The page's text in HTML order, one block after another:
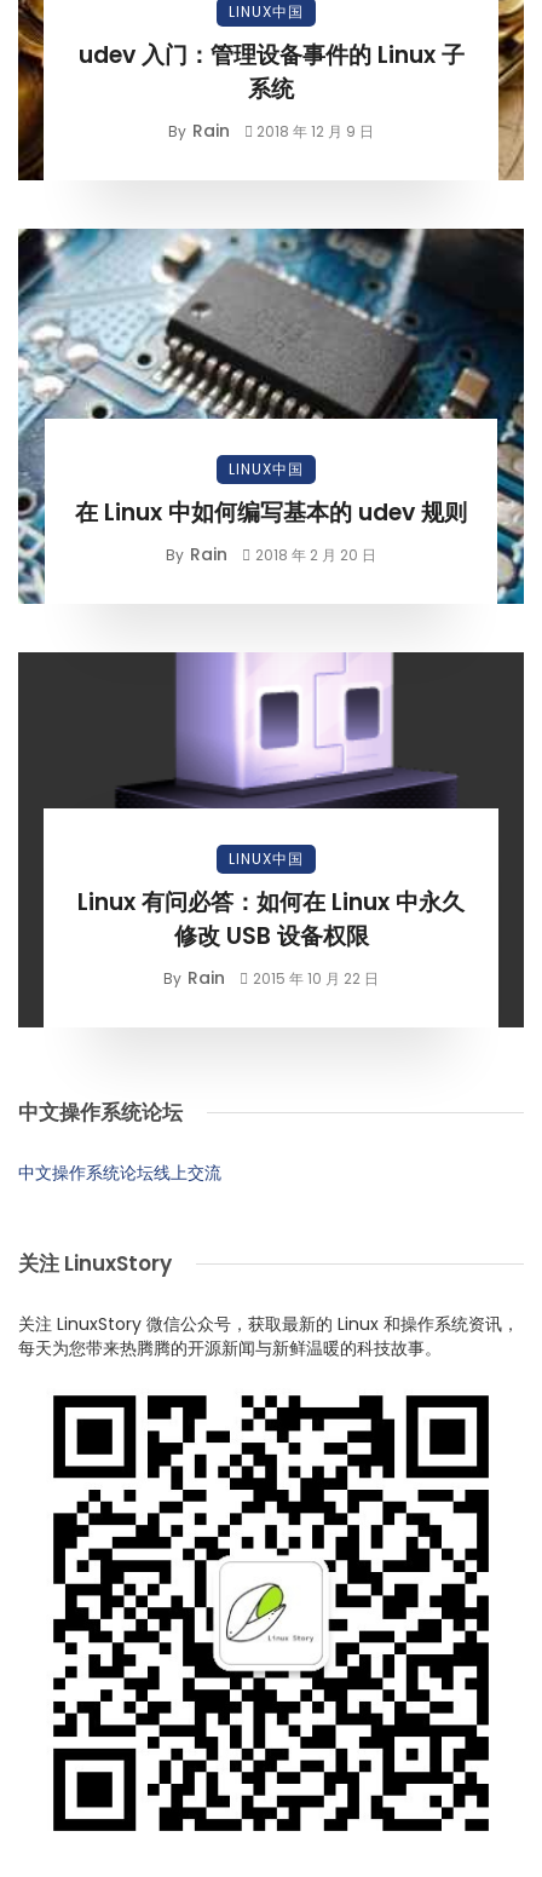
LINUX中国
udev 入门：管理设备事件的 Linux 子
系统
By Rain 2018 年 12 月 9 日
LINUX中国
在 Linux 中如何编写基本的 udev 规则
By Rain 2018 年 2 月 20 日
LINUX中国
Linux 有问必答：如何在 Linux 中永久
修改 USB 设备权限
By Rain 2015 年 10 月 22 日
中文操作系统论坛
中文操作系统论坛线上交流
关注 LinuxStory
关注 LinuxStory 微信公众号，获取最新的 Linux 和操作系统资讯，
每天为您带来热腾腾的开源新闻与新鲜温暖的科技故事。